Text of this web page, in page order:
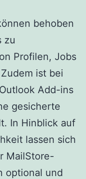
behoben
zu
Profilen, Jobs
ist bei
Add-ins
gesicherte
In Hinblick auf
lassen sich
MailStore-
optional und